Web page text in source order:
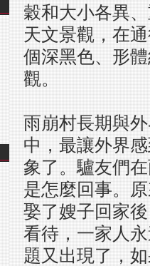
穀和大小各異
天文景觀，在
個深黑色、形
觀。
雨崩村長期與
中，最讓外界
象了。驢友們
是怎麼回事。
娶了嫂子回家
看待，一家人
題又出現了，